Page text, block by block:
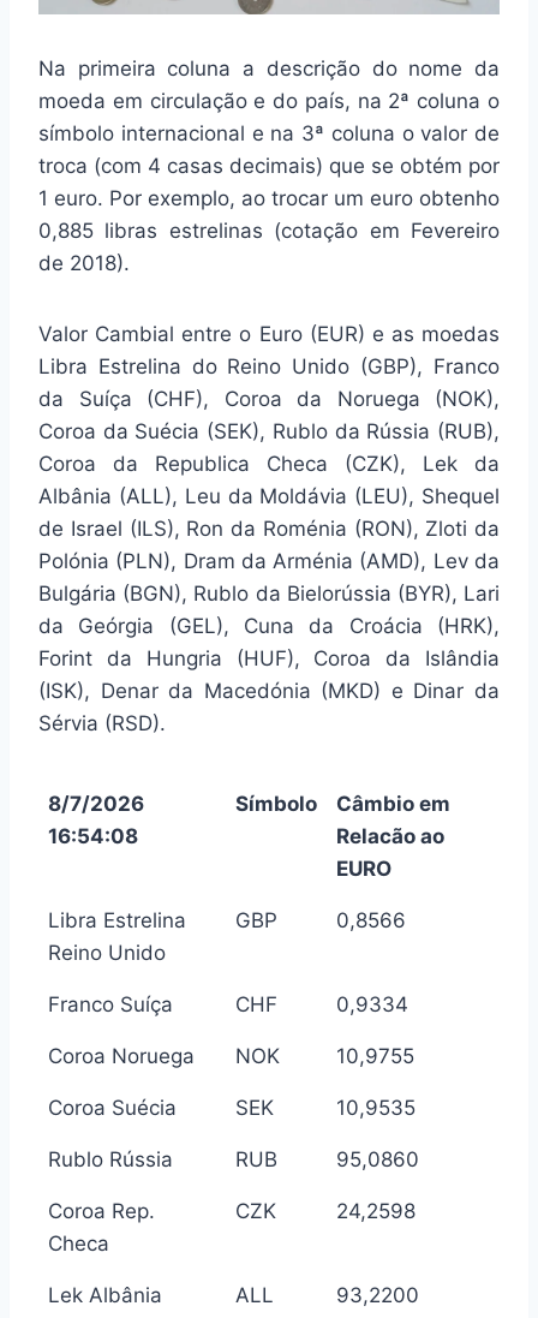
Na primeira coluna a descrição do nome da
moeda em circulação e do país, na 2ª coluna o
símbolo internacional e na 3ª coluna o valor de
troca (com 4 casas decimais) que se obtém por
1 euro. Por exemplo, ao trocar um euro obtenho
0,885 libras estrelinas (cotação em Fevereiro
de 2018).
Valor Cambial entre o Euro (EUR) e as moedas
Libra Estrelina do Reino Unido (GBP), Franco
da Suíça (CHF), Coroa da Noruega (NOK),
Coroa da Suécia (SEK), Rublo da Rússia (RUB),
Coroa da Republica Checa (CZK), Lek da
Albânia (ALL), Leu da Moldávia (LEU), Shequel
de Israel (ILS), Ron da Roménia (RON), Zloti da
Polónia (PLN), Dram da Arménia (AMD), Lev da
Bulgária (BGN), Rublo da Bielorússia (BYR), Lari
da Geórgia (GEL), Cuna da Croácia (HRK),
Forint da Hungria (HUF), Coroa da Islândia
(ISK), Denar da Macedónia (MKD) e Dinar da
Sérvia (RSD).
8/7/2026
16:54:08
Símbolo
Câmbio em
Relacão ao
EURO
Libra Estrelina
Reino Unido
GBP 0,8566
Franco Suíça CHF 0,9334
Coroa Noruega NOK 10,9755
Coroa Suécia SEK 10,9535
Rublo Rússia RUB 95,0860
Coroa Rep.
Checa
CZK 24,2598
Lek Albânia ALL 93,2200